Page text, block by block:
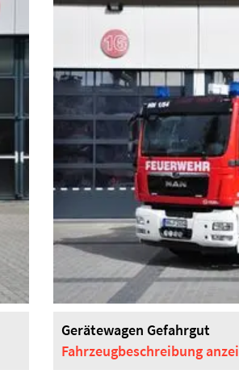
Gerätewagen Gefahrgut
Fahrzeugbeschreibung